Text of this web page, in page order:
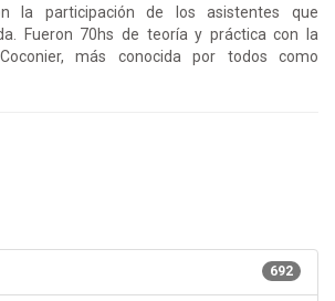
la participación de los asistentes que
Fueron 70hs de teoría y práctica con la
más conocida por todos como
692